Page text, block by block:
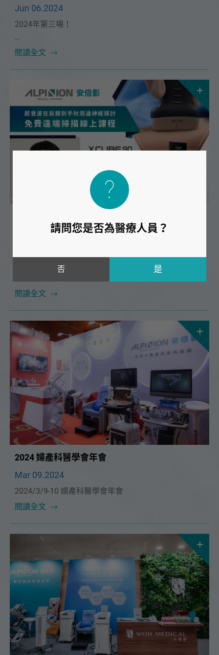
請問您是否為醫療人員？
否
Jun 06.2024
2024年第三場！
本次課程很榮幸邀請到🔥聯新運醫主治醫師 邱熙亭醫師
閱讀全文
手肘周邊神經探討
2024年第二場！
本次課程很榮幸邀請到🔥台大北護復健部 吳威廷醫師
閱讀全文
2024 婦產科醫學會年會
Mar 09.2024
2024/3/9-10 婦產科醫學會年會
閱讀全文